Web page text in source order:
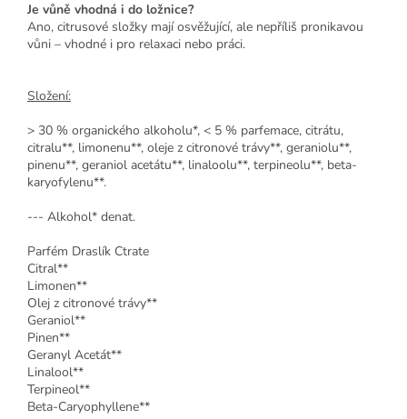
Je vůně vhodná i do ložnice?
Ano, citrusové složky mají osvěžující, ale nepříliš pronikavou
vůni – vhodné i pro relaxaci nebo práci.
Složení:
> 30 % organického alkoholu*, < 5 % parfemace, citrátu,
citralu**, limonenu**, oleje z citronové trávy**, geraniolu**,
pinenu**, geraniol acetátu**, linaloolu**, terpineolu**, beta-
karyofylenu**.
--- Alkohol* denat.
Parfém Draslík Ctrate
Citral**
Limonen**
Olej z citronové trávy**
Geraniol**
Pinen**
Geranyl Acetát**
Linalool**
Terpineol**
Beta-Caryophyllene**